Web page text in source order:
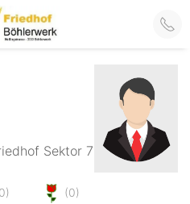
Friedhof
Sektor 7
(0)